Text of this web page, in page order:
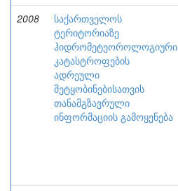
2008
საქართველოს
ტერიტორიაზე
ჰიდრომეტეოროლოგიური
კატასტროფების
ადრეული
შეტყობინებისათვის
თანამგზავრული
ინფორმაციის გამოყენება